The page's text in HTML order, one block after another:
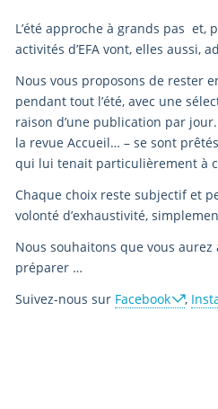
L’été approche à grands pas et,
activités d’EFA vont, elles aussi,
Nous vous proposons de rester
pendant tout l’été, avec une
raison d’une publication par
la revue Accueil… – se sont
qui lui tenait particulièrement à
Chaque choix reste subjectif et
volonté d’exhaustivité,
Nous souhaitons que vous
préparer …
Suivez-nous sur Facebook ,